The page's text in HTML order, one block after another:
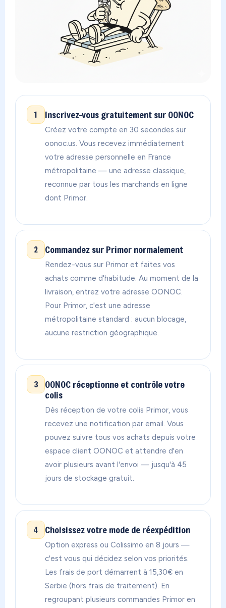
1 Inscrivez-vous gratuitement sur OONOC
Créez votre compte en 30 secondes sur
oonoc.us. Vous recevez immédiatement
votre adresse personnelle en France
métropolitaine — une adresse classique,
reconnue par tous les marchands en ligne
dont Primor.
2 Commandez sur Primor normalement
Rendez-vous sur Primor et faites vos
achats comme d'habitude. Au moment de la
livraison, entrez votre adresse OONOC.
Pour Primor, c'est une adresse
métropolitaine standard : aucun blocage,
aucune restriction géographique.
3
OONOC réceptionne et contrôle votre
colis
Dès réception de votre colis Primor, vous
recevez une notification par email. Vous
pouvez suivre tous vos achats depuis votre
espace client OONOC et attendre d'en
avoir plusieurs avant l'envoi — jusqu'à 45
jours de stockage gratuit.
4 Choisissez votre mode de réexpédition
Option express ou Colissimo en 8 jours —
c'est vous qui décidez selon vos priorités.
Les frais de port démarrent à 15,30€ en
Serbie (hors frais de traitement). En
regroupant plusieurs commandes Primor en